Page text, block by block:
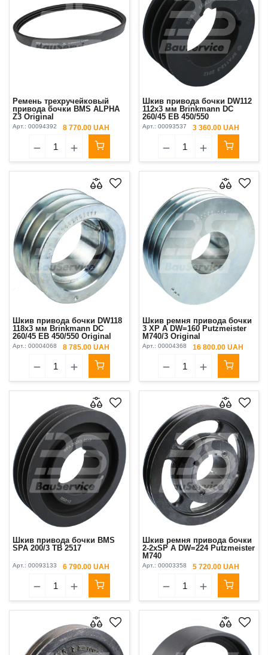
Ремень трехручейковый
привода бочки BMS ALPHA
Z3 Original
Арт.: 00094392 8 770.00 UAH
Шкив привода бочки DW112
112x3 мм Brinkmann DC
260/45 EB 450/550
Арт.: 00093537 3 360.00 UAH
Шкив привода бочки DW118
118x3 мм Brinkmann DC
260/45 EB 450/550 Original
Арт.: 00004068 8 785.00 UAH
Шкив ремня привода бочки
3 ХP A DW=160 Putzmeister
M740/3 Original
Арт.: 00004368 16 800.00 UAH
Шкив привода бочки BMS
SPA 200/3 ТВ 2517
Арт.: 00093133 6 790.00 UAH
Шкив ремня привода бочки
2-2xSP A DW=224 Putzmeister
M740
Арт.: 00003358 5 720.00 UAH